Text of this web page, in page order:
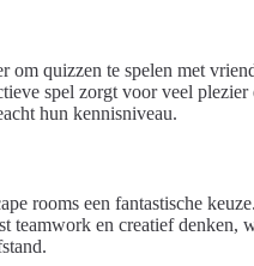
om quizzen te spelen met
spel zorgt voor veel
hun kennisniveau.
rooms een fantastische
teamwork en creatief denken,